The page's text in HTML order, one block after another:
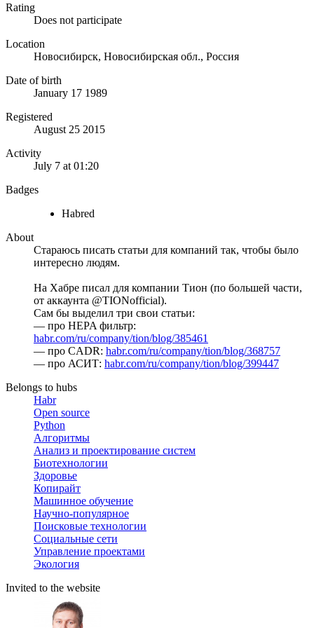
Rating
Does not participate
Location
Новосибирск, Новосибирская обл., Россия
Date of birth
January 17 1989
Registered
August 25 2015
Activity
July 7 at 01:20
Badges
Habred
About
Стараюсь писать статьи для компаний так, чтобы было
интересно людям.
На Хабре писал для компании Тион (по большей части,
от аккаунта @TIONofficial).
Сам бы выделил три свои статьи:
— про HEPA фильтр:
habr.com/ru/company/tion/blog/385461
— про CADR: habr.com/ru/company/tion/blog/368757
— про АСИТ: habr.com/ru/company/tion/blog/399447
Belongs to hubs
Habr
Open source
Python
Алгоритмы
Анализ и проектирование систем
Биотехнологии
Здоровье
Копирайт
Машинное обучение
Научно-популярное
Поисковые технологии
Социальные сети
Управление проектами
Экология
Invited to the website